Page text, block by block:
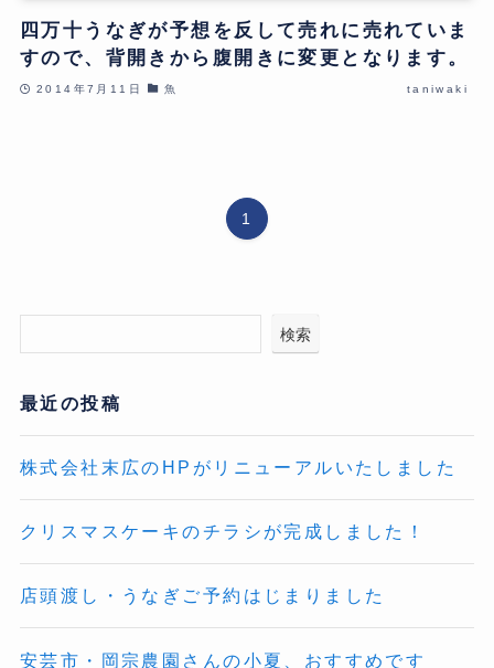
四万十うなぎが予想を反して売れに売れていま
すので、背開きから腹開きに変更となります。
2014年7月11日 魚 taniwaki
1
検索
最近の投稿
株式会社末広のHPがリニューアルいたしました
クリスマスケーキのチラシが完成しました！
店頭渡し・うなぎご予約はじまりました
安芸市・岡宗農園さんの小夏、おすすめです